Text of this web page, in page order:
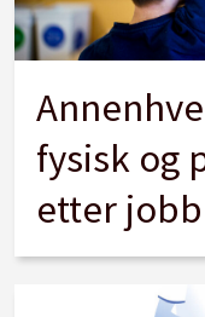
fysisk og
etter jobb